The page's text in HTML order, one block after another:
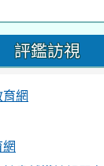
評鑑訪視
網